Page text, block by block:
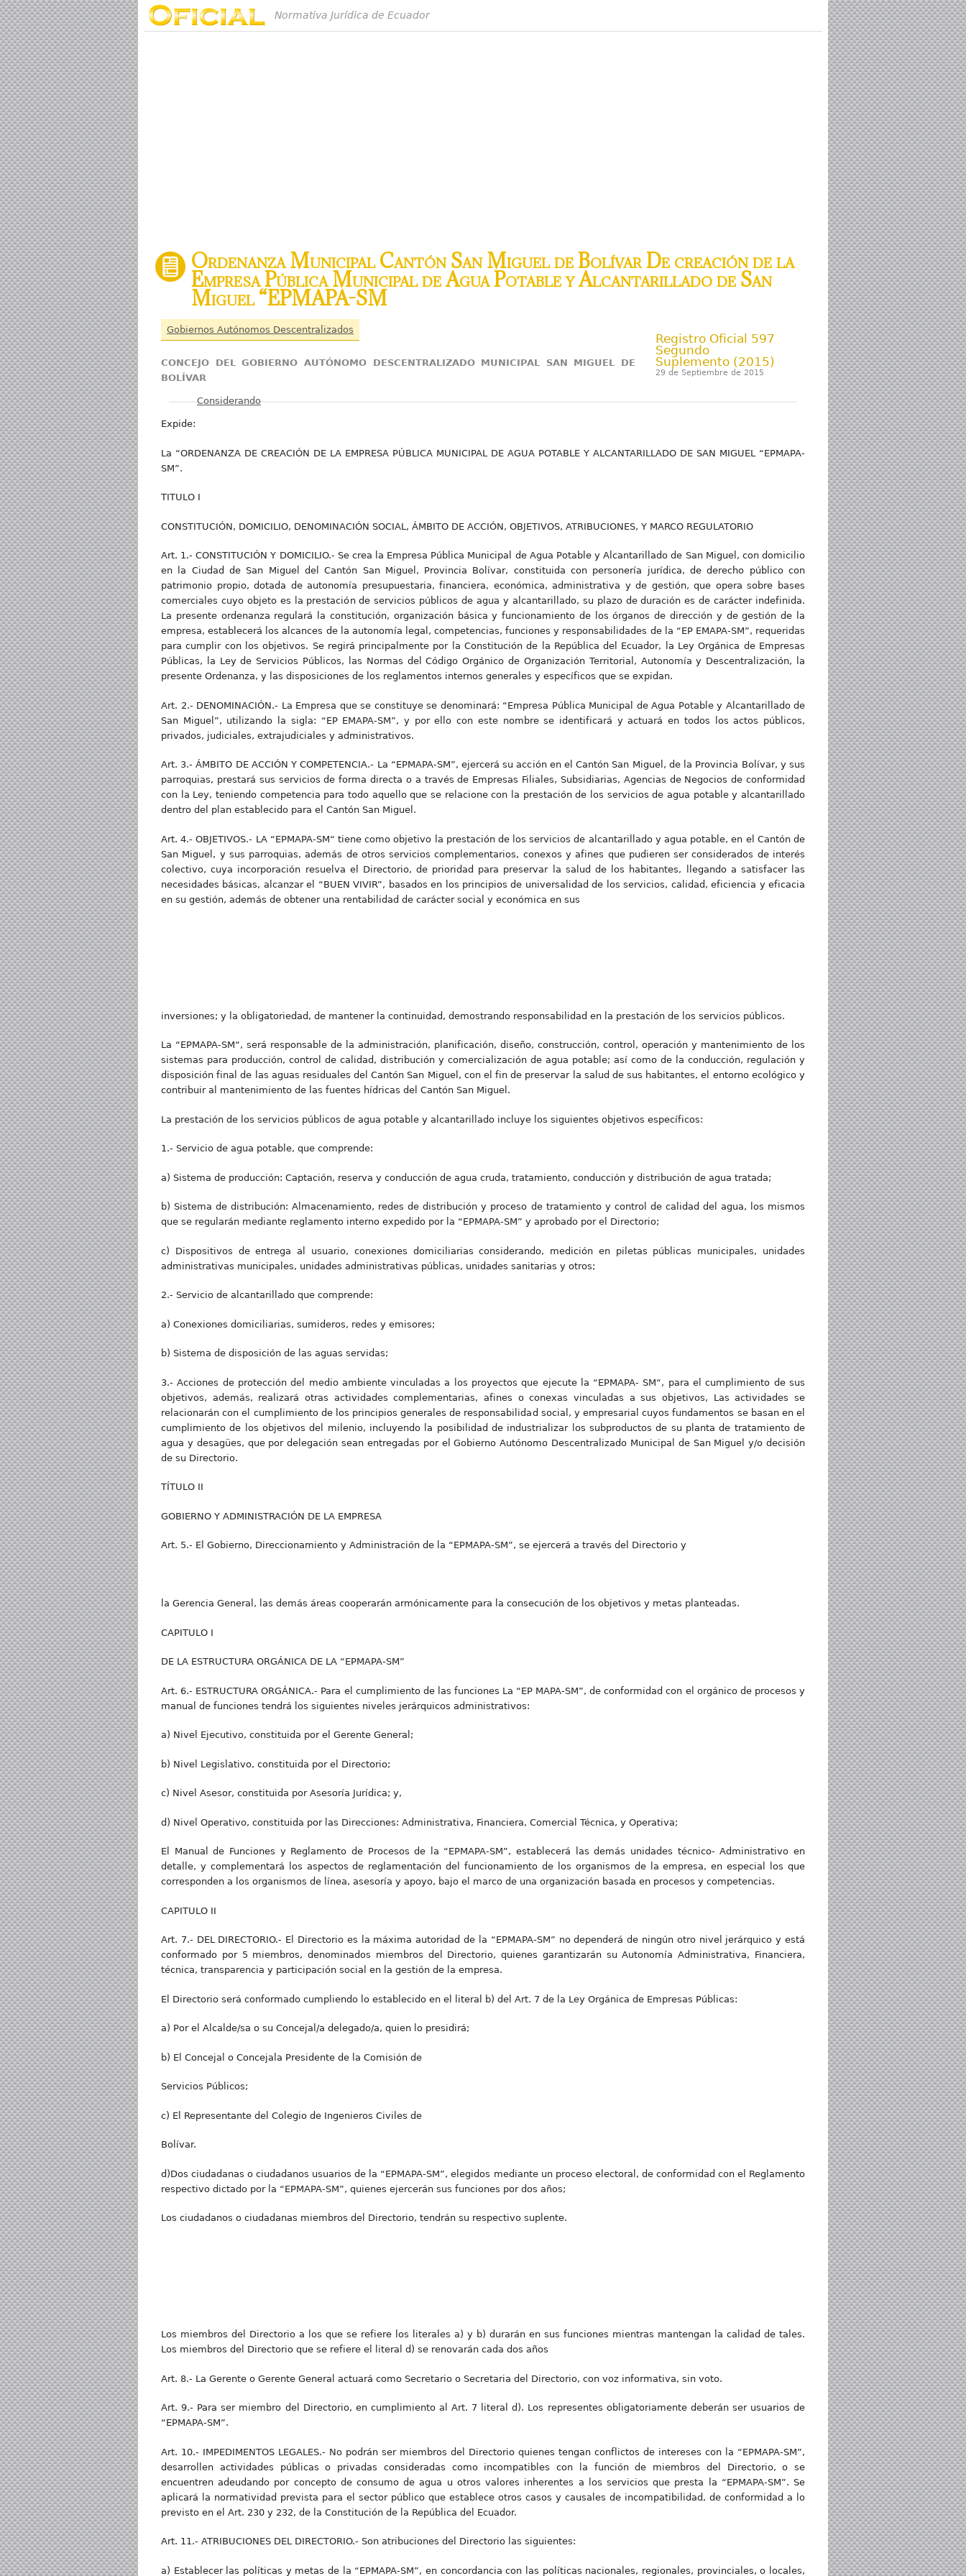
Normativa Jurídica de Ecuador
Ordenanza Municipal Cantón San Miguel de Bolívar De creación de la
Empresa Pública Municipal de Agua Potable y Alcantarillado de San
Miguel “EPMAPA-SM
Gobiernos Autónomos Descentralizados
Registro Oficial 597
Segundo
Suplemento (2015)
29 de Septiembre de 2015
CONCEJO DEL GOBIERNO AUTÓNOMO DESCENTRALIZADO MUNICIPAL SAN MIGUEL DE
BOLÍVAR
Mostrar
Considerando
Expide:
La “ORDENANZA DE CREACIÓN DE LA EMPRESA PÚBLICA MUNICIPAL DE AGUA POTABLE Y ALCANTARILLADO DE SAN MIGUEL “EPMAPA-
SM”.
TITULO I
CONSTITUCIÓN, DOMICILIO, DENOMINACIÓN SOCIAL, ÁMBITO DE ACCIÓN, OBJETIVOS, ATRIBUCIONES, Y MARCO REGULATORIO
Art. 1.- CONSTITUCIÓN Y DOMICILIO.- Se crea la Empresa Pública Municipal de Agua Potable y Alcantarillado de San Miguel, con domicilio
en la Ciudad de San Miguel del Cantón San Miguel, Provincia Bolívar, constituida con personería jurídica, de derecho público con
patrimonio propio, dotada de autonomía presupuestaria, financiera, económica, administrativa y de gestión, que opera sobre bases
comerciales cuyo objeto es la prestación de servicios públicos de agua y alcantarillado, su plazo de duración es de carácter indefinida.
La presente ordenanza regulará la constitución, organización básica y funcionamiento de los órganos de dirección y de gestión de la
empresa, establecerá los alcances de la autonomía legal, competencias, funciones y responsabilidades de la “EP EMAPA-SM”, requeridas
para cumplir con los objetivos. Se regirá principalmente por la Constitución de la República del Ecuador, la Ley Orgánica de Empresas
Públicas, la Ley de Servicios Públicos, las Normas del Código Orgánico de Organización Territorial, Autonomía y Descentralización, la
presente Ordenanza, y las disposiciones de los reglamentos internos generales y específicos que se expidan.
Art. 2.- DENOMINACIÓN.- La Empresa que se constituye se denominará: “Empresa Pública Municipal de Agua Potable y Alcantarillado de
San Miguel”, utilizando la sigla: “EP EMAPA-SM”, y por ello con este nombre se identificará y actuará en todos los actos públicos,
privados, judiciales, extrajudiciales y administrativos.
Art. 3.- ÁMBITO DE ACCIÓN Y COMPETENCIA.- La “EPMAPA-SM”, ejercerá su acción en el Cantón San Miguel, de la Provincia Bolívar, y sus
parroquias, prestará sus servicios de forma directa o a través de Empresas Filiales, Subsidiarias, Agencias de Negocios de conformidad
con la Ley, teniendo competencia para todo aquello que se relacione con la prestación de los servicios de agua potable y alcantarillado
dentro del plan establecido para el Cantón San Miguel.
Art. 4.- OBJETIVOS.- LA “EPMAPA-SM“ tiene como objetivo la prestación de los servicios de alcantarillado y agua potable, en el Cantón de
San Miguel, y sus parroquias, además de otros servicios complementarios, conexos y afines que pudieren ser considerados de interés
colectivo, cuya incorporación resuelva el Directorio, de prioridad para preservar la salud de los habitantes, llegando a satisfacer las
necesidades básicas, alcanzar el “BUEN VIVIR”, basados en los principios de universalidad de los servicios, calidad, eficiencia y eficacia
en su gestión, además de obtener una rentabilidad de carácter social y económica en sus
inversiones; y la obligatoriedad, de mantener la continuidad, demostrando responsabilidad en la prestación de los servicios públicos.
La “EPMAPA-SM“, será responsable de la administración, planificación, diseño, construcción, control, operación y mantenimiento de los
sistemas para producción, control de calidad, distribución y comercialización de agua potable; así como de la conducción, regulación y
disposición final de las aguas residuales del Cantón San Miguel, con el fin de preservar la salud de sus habitantes, el entorno ecológico y
contribuir al mantenimiento de las fuentes hídricas del Cantón San Miguel.
La prestación de los servicios públicos de agua potable y alcantarillado incluye los siguientes objetivos específicos:
1.- Servicio de agua potable, que comprende:
a) Sistema de producción: Captación, reserva y conducción de agua cruda, tratamiento, conducción y distribución de agua tratada;
b) Sistema de distribución: Almacenamiento, redes de distribución y proceso de tratamiento y control de calidad del agua, los mismos
que se regularán mediante reglamento interno expedido por la “EPMAPA-SM” y aprobado por el Directorio;
c) Dispositivos de entrega al usuario, conexiones domiciliarias considerando, medición en piletas públicas municipales, unidades
administrativas municipales, unidades administrativas públicas, unidades sanitarias y otros;
2.- Servicio de alcantarillado que comprende:
a) Conexiones domiciliarias, sumideros, redes y emisores;
b) Sistema de disposición de las aguas servidas;
3.- Acciones de protección del medio ambiente vinculadas a los proyectos que ejecute la “EPMAPA- SM“, para el cumplimiento de sus
objetivos, además, realizará otras actividades complementarias, afines o conexas vinculadas a sus objetivos, Las actividades se
relacionarán con el cumplimiento de los principios generales de responsabilidad social, y empresarial cuyos fundamentos se basan en el
cumplimiento de los objetivos del milenio, incluyendo la posibilidad de industrializar los subproductos de su planta de tratamiento de
agua y desagües, que por delegación sean entregadas por el Gobierno Autónomo Descentralizado Municipal de San Miguel y/o decisión
de su Directorio.
TÍTULO II
GOBIERNO Y ADMINISTRACIÓN DE LA EMPRESA
Art. 5.- El Gobierno, Direccionamiento y Administración de la “EPMAPA-SM”, se ejercerá a través del Directorio y
la Gerencia General, las demás áreas cooperarán armónicamente para la consecución de los objetivos y metas planteadas.
CAPITULO I
DE LA ESTRUCTURA ORGÁNICA DE LA “EPMAPA-SM”
Art. 6.- ESTRUCTURA ORGÁNICA.- Para el cumplimiento de las funciones La “EP MAPA-SM”, de conformidad con el orgánico de procesos y
manual de funciones tendrá los siguientes niveles jerárquicos administrativos:
a) Nivel Ejecutivo, constituida por el Gerente General;
b) Nivel Legislativo, constituida por el Directorio;
c) Nivel Asesor, constituida por Asesoría Jurídica; y,
d) Nivel Operativo, constituida por las Direcciones: Administrativa, Financiera, Comercial Técnica, y Operativa;
El Manual de Funciones y Reglamento de Procesos de la “EPMAPA-SM”, establecerá las demás unidades técnico- Administrativo en
detalle, y complementará los aspectos de reglamentación del funcionamiento de los organismos de la empresa, en especial los que
corresponden a los organismos de línea, asesoría y apoyo, bajo el marco de una organización basada en procesos y competencias.
CAPITULO II
Art. 7.- DEL DIRECTORIO.- El Directorio es la máxima autoridad de la “EPMAPA-SM” no dependerá de ningún otro nivel jerárquico y está
conformado por 5 miembros, denominados miembros del Directorio, quienes garantizarán su Autonomía Administrativa, Financiera,
técnica, transparencia y participación social en la gestión de la empresa.
El Directorio será conformado cumpliendo lo establecido en el literal b) del Art. 7 de la Ley Orgánica de Empresas Públicas:
a) Por el Alcalde/sa o su Concejal/a delegado/a, quien lo presidirá;
b) El Concejal o Concejala Presidente de la Comisión de
Servicios Públicos;
c) El Representante del Colegio de Ingenieros Civiles de
Bolívar.
d)Dos ciudadanas o ciudadanos usuarios de la “EPMAPA-SM”, elegidos mediante un proceso electoral, de conformidad con el Reglamento
respectivo dictado por la “EPMAPA-SM”, quienes ejercerán sus funciones por dos años;
Los ciudadanos o ciudadanas miembros del Directorio, tendrán su respectivo suplente.
Los miembros del Directorio a los que se refiere los literales a) y b) durarán en sus funciones mientras mantengan la calidad de tales.
Los miembros del Directorio que se refiere el literal d) se renovarán cada dos años
Art. 8.- La Gerente o Gerente General actuará como Secretario o Secretaria del Directorio, con voz informativa, sin voto.
Art. 9.- Para ser miembro del Directorio, en cumplimiento al Art. 7 literal d). Los representes obligatoriamente deberán ser usuarios de
“EPMAPA-SM”.
Art. 10.- IMPEDIMENTOS LEGALES.- No podrán ser miembros del Directorio quienes tengan conflictos de intereses con la “EPMAPA-SM”,
desarrollen actividades públicas o privadas consideradas como incompatibles con la función de miembros del Directorio, o se
encuentren adeudando por concepto de consumo de agua u otros valores inherentes a los servicios que presta la “EPMAPA-SM”. Se
aplicará la normatividad prevista para el sector público que establece otros casos y causales de incompatibilidad, de conformidad a lo
previsto en el Art. 230 y 232, de la Constitución de la República del Ecuador.
Art. 11.- ATRIBUCIONES DEL DIRECTORIO.- Son atribuciones del Directorio las siguientes:
a) Establecer las políticas y metas de la “EPMAPA-SM”, en concordancia con las políticas nacionales, regionales, provinciales, o locales,